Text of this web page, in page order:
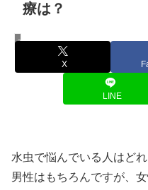
療は？
水虫
X
LINE
水虫で悩んでいる人はど
男性はもちろんですが、